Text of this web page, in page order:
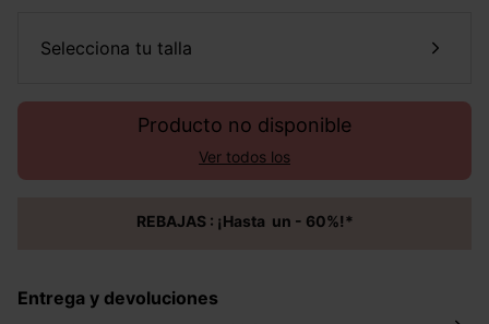
selecciona tu talla
Producto no disponible
Ver todos los
REBAJAS : ¡Hasta un - 60%!*
Entrega y devoluciones